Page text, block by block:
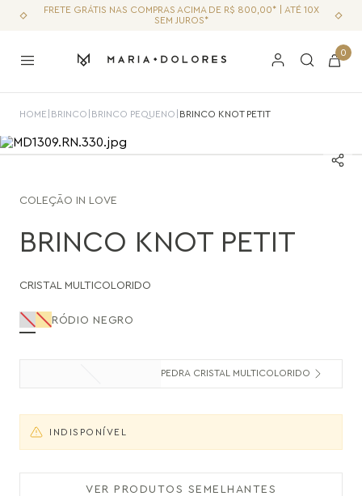
FRETE GRÁTIS NAS COMPRAS ACIMA DE R$ 800,00* | ATÉ 10X
SEM JUROS*
0
HOME BRINCO BRINCO PEQUENO BRINCO KNOT PETIT
COLEÇÃO IN LOVE
BRINCO KNOT PETIT
CRISTAL MULTICOLORIDO
RÓDIO NEGRO
PEDRA CRISTAL MULTICOLORIDO
INDISPONÍVEL
VER PRODUTOS SEMELHANTES